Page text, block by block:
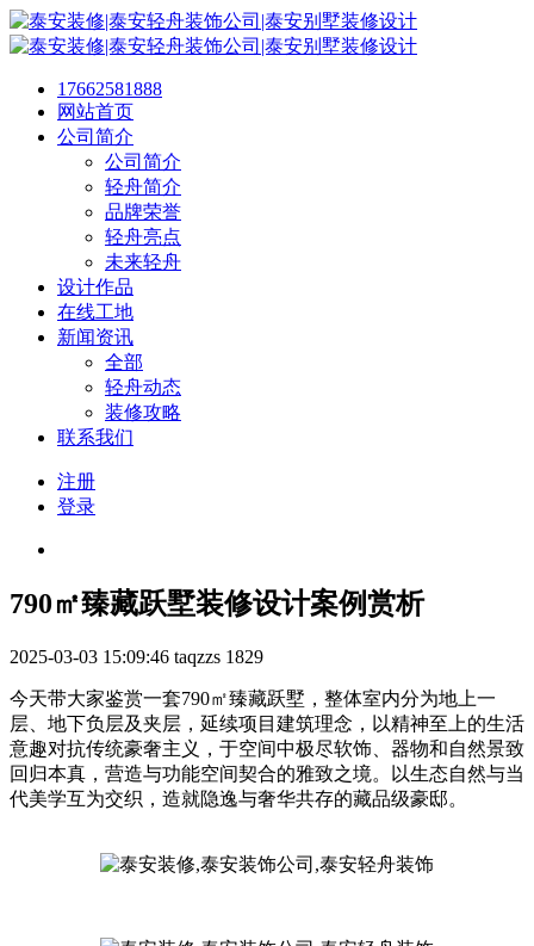
17662581888
网站首页
公司简介
公司简介
轻舟简介
品牌荣誉
轻舟亮点
未来轻舟
设计作品
在线工地
新闻资讯
全部
轻舟动态
装修攻略
联系我们
注册
登录
790㎡臻藏跃墅装修设计案例赏析
2025-03-03 15:09:46 taqzzs 1829
今天带大家鉴赏一套790㎡臻藏跃墅，整体室内分为地上一
层、地下负层及夹层，延续项目建筑理念，以精神至上的生活
意趣对抗传统豪奢主义，于空间中极尽软饰、器物和自然景致
回归本真，营造与功能空间契合的雅致之境。以生态自然与当
代美学互为交织，造就隐逸与奢华共存的藏品级豪邸。